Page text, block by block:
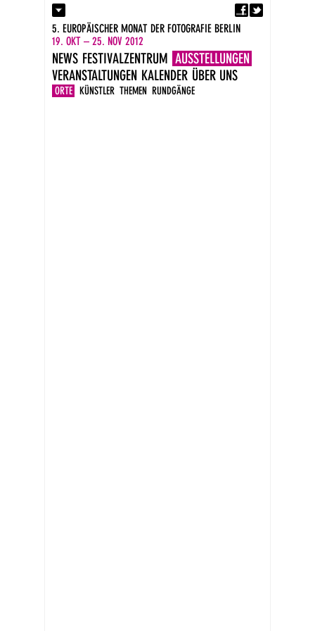
Kontakt
Presse
Impressum
DE
EN
5. EUROPÄISCHER MONAT DER FOTOGRAFIE BERLIN
19. OKT – 25. NOV 2012
NEWS FESTIVALZENTRUM AUSSTELLUNGEN
ORTE KÜNSTLER THEMEN RUNDGÄNGE
VERANSTALTUNGEN KALENDER ÜBER UNS